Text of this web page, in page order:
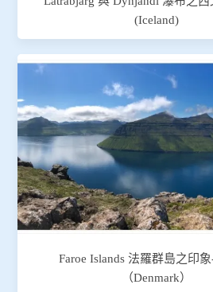
(Iceland)
Faroe Islands 法羅群島之印
（Denmark）